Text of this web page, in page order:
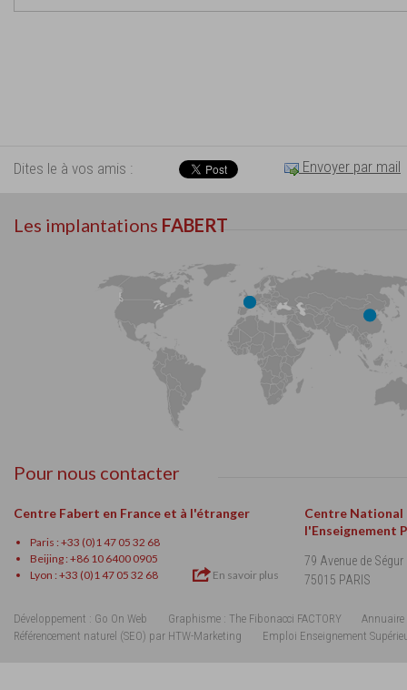
Dites le à vos amis : Envoyer par mail
Les implantations FABERT
Pour nous contacter
Centre Fabert en France et à l'étranger
Paris : +33 (0)1 47 05 32 68
Beijing : +86 10 6400 0905
Lyon : +33 (0)1 47 05 32 68
En savoir plus
Centre National
l'Enseignement
79 Avenue de Ségur
75015 PARIS
Développement : Go On Web Graphisme : The Fibonacci FACTORY
Annuaire
Référencement naturel (SEO) par HTW-Marketing
Emploi Enseignement